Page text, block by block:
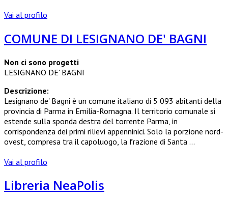
Vai al profilo
COMUNE DI LESIGNANO DE' BAGNI
Non ci sono progetti
LESIGNANO DE' BAGNI
Descrizione:
Lesignano de' Bagni è un comune italiano di 5 093 abitanti della
provincia di Parma in Emilia-Romagna. Il territorio comunale si
estende sulla sponda destra del torrente Parma, in
corrispondenza dei primi rilievi appenninici. Solo la porzione nord-
ovest, compresa tra il capoluogo, la frazione di Santa ...
Vai al profilo
Libreria NeaPolis